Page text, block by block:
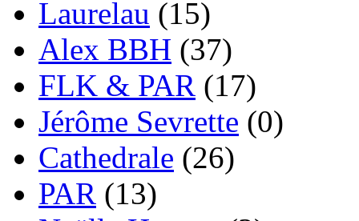
Laurelau (15)
Alex BBH (37)
FLK & PAR (17)
Jérôme Sevrette (0)
Cathedrale (26)
PAR (13)